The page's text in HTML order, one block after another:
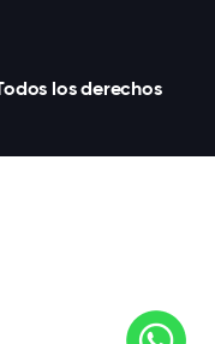
los derechos